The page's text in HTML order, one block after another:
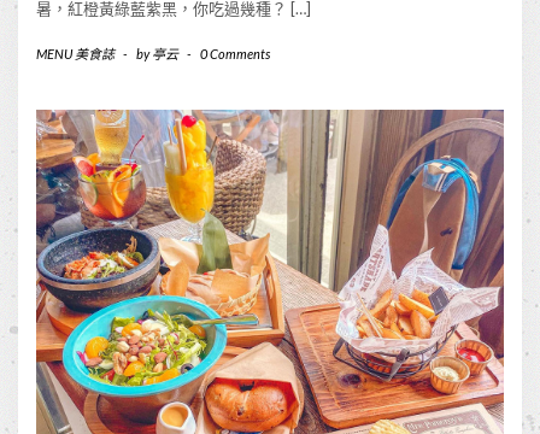
暑，紅橙黃綠藍紫黑，你吃過幾種？ […]
MENU 美食誌 - by亭云 - 0 Comments